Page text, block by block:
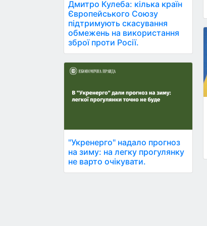
Дмитро Кулеба: кілька країн
Європейського Союзу
підтримують скасування
обмежень на використання
зброї проти Росії.
"Укренерго" надало прогноз
на зиму: на легку прогулянку
не варто очікувати.